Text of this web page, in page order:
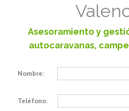
Asesoramiento y
autocaravanas,
Nombre:
Teléfono: